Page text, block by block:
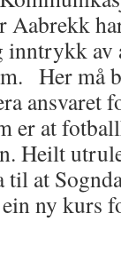
Aabrekk
av
Her må
ansvaret
er at
Heilt
at
ny kurs